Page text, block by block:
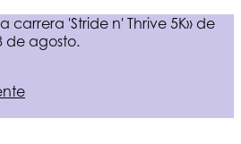
carrera 'Stride n' Thrive 5K» de
de agosto.